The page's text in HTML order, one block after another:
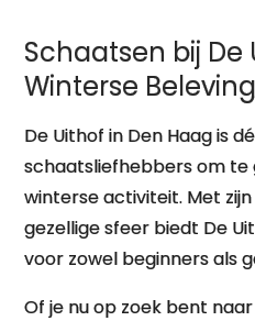
Schaatsen bij De
Winterse
De Uithof in Den Haag is
schaatsliefhebbers om te
winterse activiteit. Met
gezellige sfeer biedt De
voor zowel beginners als
Of je nu op zoek bent